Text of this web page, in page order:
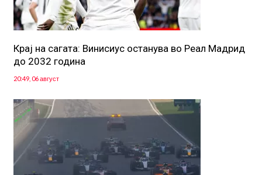
Крај на сагата: Винисиус останува во Реал Мадрид
до 2032 година
20:49, 06 август